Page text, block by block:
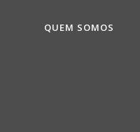
QUEM SOMOS